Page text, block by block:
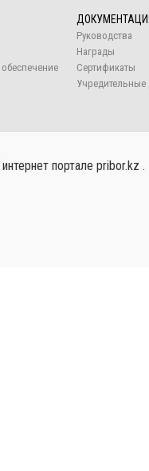
Руководства
Награды
Сертификаты
Учредительные
портале pribor.kz .